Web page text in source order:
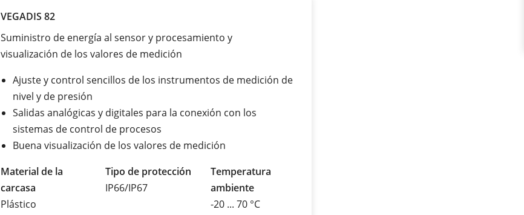
VEGADIS 82
Suministro de energía al sensor y procesamiento y
visualización de los valores de medición
Ajuste y control sencillos de los instrumentos de medición de
nivel y de presión
Salidas analógicas y digitales para la conexión con los
sistemas de control de procesos
Buena visualización de los valores de medición
Material de la
carcasa
Plástico
Tipo de protección
IP66/IP67
Temperatura
ambiente
-20 ... 70 °C